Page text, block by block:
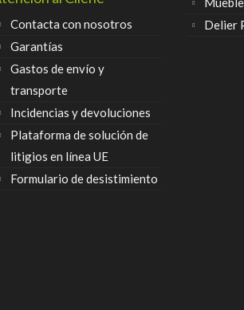
Contacta con nosotros
Garantías
Gastos de envío y
transporte
Incidencias y devoluciones
Plataforma de solución de
litigios en línea UE
Formulario de desistimiento
Delier